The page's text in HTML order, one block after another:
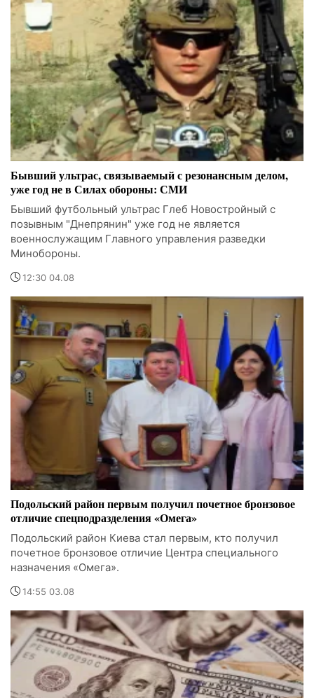
Бывший ультрас, связываемый с резонансным делом,
уже год не в Силах обороны: СМИ
Бывший футбольный ультрас Глеб Новостройный с
позывным "Днепрянин" уже год не является
военнослужащим Главного управления разведки
Минобороны.
12:30 04.08
Подольский район первым получил почетное бронзовое
отличие спецподразделения «Омега»
Подольский район Киева стал первым, кто получил
почетное бронзовое отличие Центра специального
назначения «Омега».
14:55 03.08